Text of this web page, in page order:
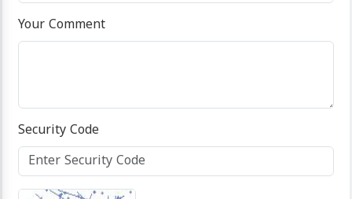
Your Comment
Security Code